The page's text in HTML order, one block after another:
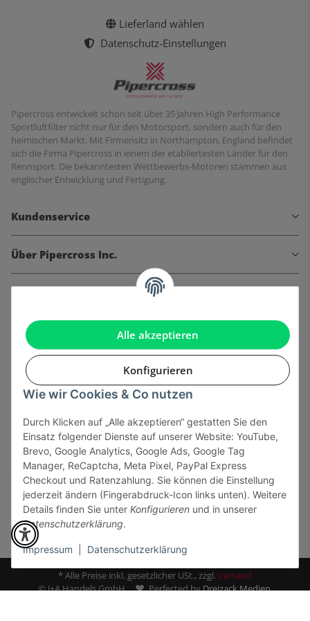
Alle akzeptieren
Konfigurieren
Wie wir Cookies & Co nutzen
Durch Klicken auf „Alle akzeptieren“ gestatten Sie den
Einsatz folgender Dienste auf unserer Website: YouTube,
Brevo, Google Analytics, Google Ads, Google Tag
Manager, ReCaptcha, Meta Pixel, PayPal Express
Checkout und Ratenzahlung. Sie können die Einstellung
jederzeit ändern (Fingerabdruck-Icon links unten). Weitere
Details finden Sie unter Konfigurieren und in unserer
Datenschutzerklärung.
Impressum Datenschutzerklärung
Lieferland wählen
Datenschutz-Einstellungen
Pipercross entwickelt schon seit über 35 Jahren High Performance
Sportluftfilter nicht nur für den Motorsport, sondern auch für den
heimischen Markt. Mit Firmensitz in Northampton, England befindet
sich die Firma Pipercross in einem der etabliertesten Länder für den
Rennsport. Die bekanntesten Wettbewerbs-Motoren stammen aus
englischer Entwicklung und Fertigung.
Kundenservice
Über Pipercross Inc.
Gesetzliche Informationen
Sicher bezahlen via:
* Alle Preise inkl. gesetzlicher USt., zzgl.Versand
© J+A Handels GmbH
Perfected byDreizack Medien.